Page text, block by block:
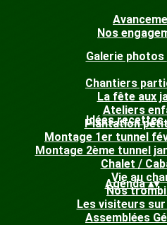
Nos
Galerie photos
Chantiers
La fête aux
Ateliers
Plantation
Montage 1er tunnel
Montage 2ème tunnel
Chalet /
Vie au
Nos
Les visiteurs sur
Assemblées
Idées recettes
Agenda▴▾